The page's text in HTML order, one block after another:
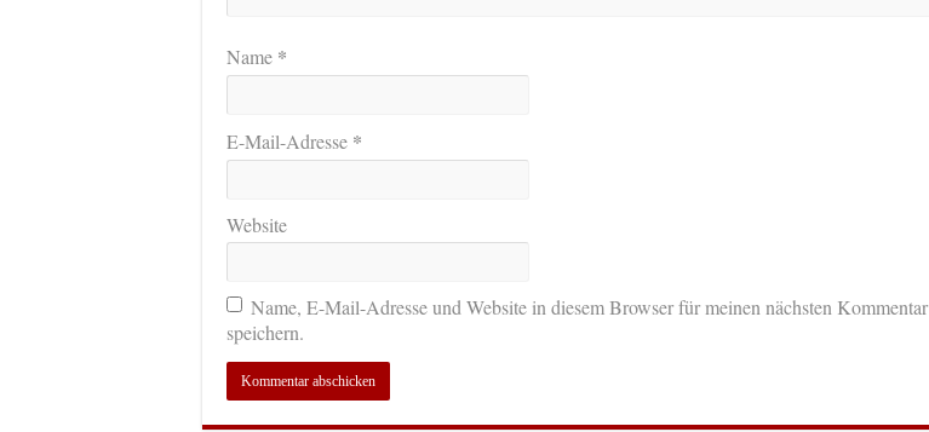
Name *
E-Mail-Adresse *
Website
Name, E-Mail-Adresse und Website in diesem Browser für meinen nächsten Kommentar
speichern.